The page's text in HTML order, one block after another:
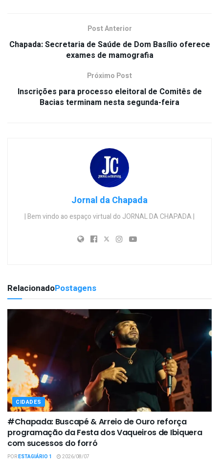
Post Anterior
Chapada: Secretaria de Saúde de Dom Basílio oferece
exames de mamografia
Próximo Post
Inscrições para processo eleitoral de Comitês de
Bacias terminam nesta segunda-feira
Jornal da Chapada
| Bem vindo ao espaço virtual do JORNAL DA CHAPADA |
RelacionadoPostagens
CIDADES
#Chapada: Buscapé & Arreio de Ouro reforça
programação da Festa dos Vaqueiros de Ibiquera
com sucessos do forró
PORESTAGIÁRIO 1 2026/08/07